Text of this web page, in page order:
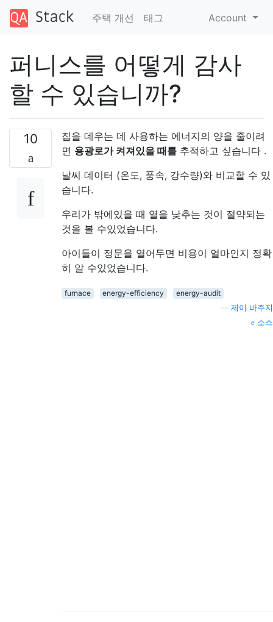
주택 개선 태그 Account
퍼니스를 어떻게 감사
할 수 있습니까?
10
집을 데우는 데 사용하는 에너지의 양을 줄이려
면 용광로가 켜져있을 때를 추적하고 싶습니다 .
날씨 데이터 (온도, 풍속, 강수량)와 비교할 수 있
습니다.
우리가 밖에있을 때 열을 낮추는 것이 절약되는
것을 볼 수있었습니다.
아이들이 정문을 열어두면 비용이 얼마인지 정확
히 알 수있었습니다.
furnace energy-efficiency
energy-audit
제이 바주지
소스